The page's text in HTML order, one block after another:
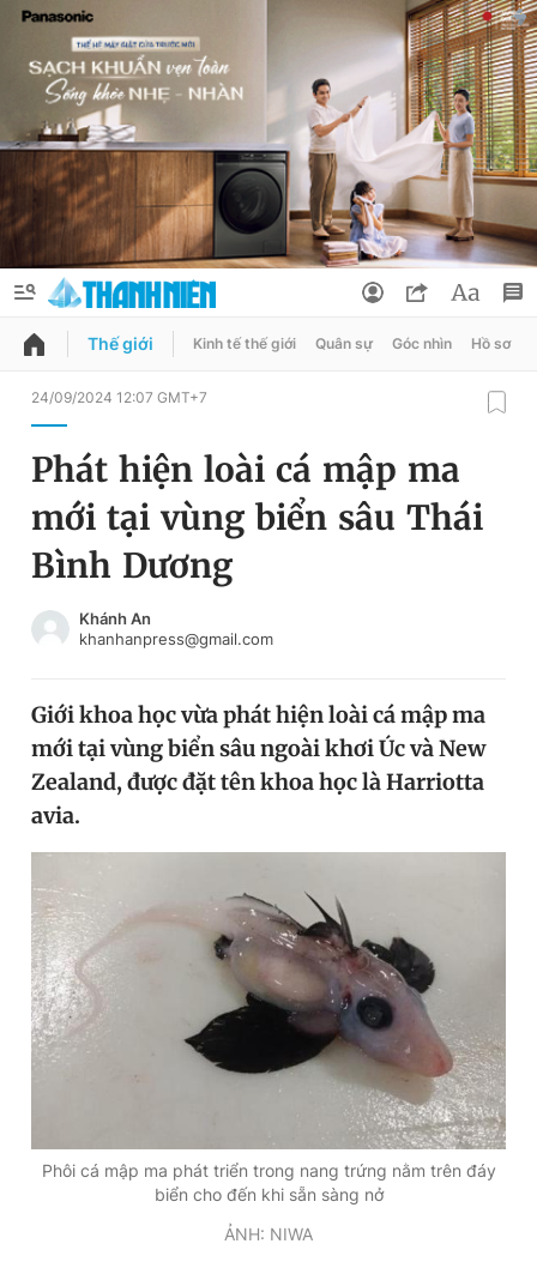
QUẢNG CÁO
Chuyên mục
Chuyên mục khác
Chào ngày mới
Video Magazine
Sản phẩm khác
Tiện ích Bạn cần biết
Thông tin tòa soạn Liên hệ quảng cáo
Đọc Thanh Niên trên điện thoại
Đổi mật khẩu
Tin đã lưu
Đăng xuất
Thế giới Kinh tế thế giới Quân sự Góc nhìn Hồ sơ
24/09/2024 12:07 GMT+7
Phát hiện loài cá mập ma
mới tại vùng biển sâu Thái
Bình Dương
Khánh An
khanhanpress@gmail.com
Giới khoa học vừa phát hiện loài cá mập ma
mới tại vùng biển sâu ngoài khơi Úc và New
Zealand, được đặt tên khoa học là Harriotta
avia.
Phôi cá mập ma phát triển trong nang trứng nằm trên đáy
biển cho đến khi sẵn sàng nở
ẢNH: NIWA